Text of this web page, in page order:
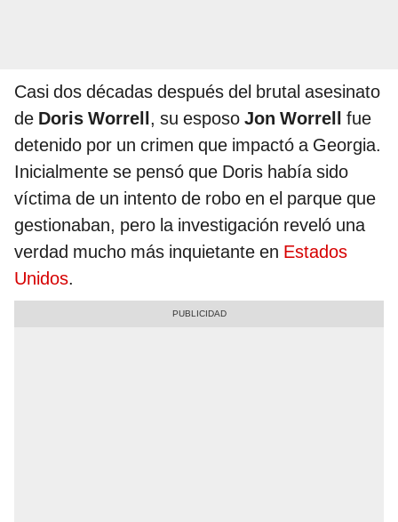
Casi dos décadas después del brutal asesinato
de Doris Worrell, su esposo Jon Worrell fue
detenido por un crimen que impactó a Georgia.
Inicialmente se pensó que Doris había sido
víctima de un intento de robo en el parque que
gestionaban, pero la investigación reveló una
verdad mucho más inquietante en Estados
Unidos.